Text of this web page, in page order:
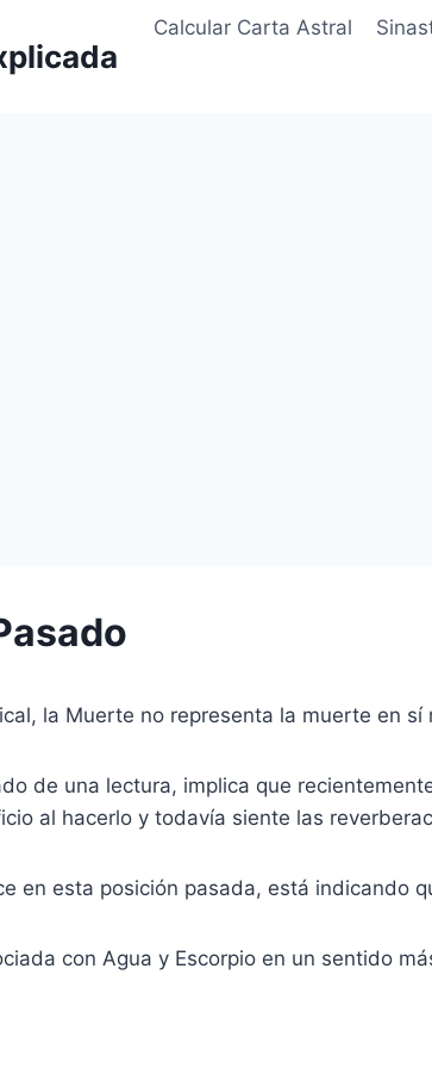
Calcular Carta Astral
la Muerte no representa la muerte en
de una lectura, implica que
al hacerlo y todavía siente las
en esta posición pasada, está indicando
con Agua y Escorpio en un sentido